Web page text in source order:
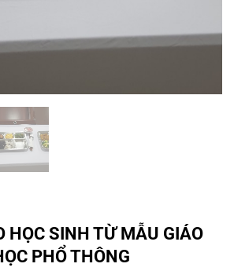
HỌC SINH TỪ MẪU GIÁO
PHỔ THÔNG